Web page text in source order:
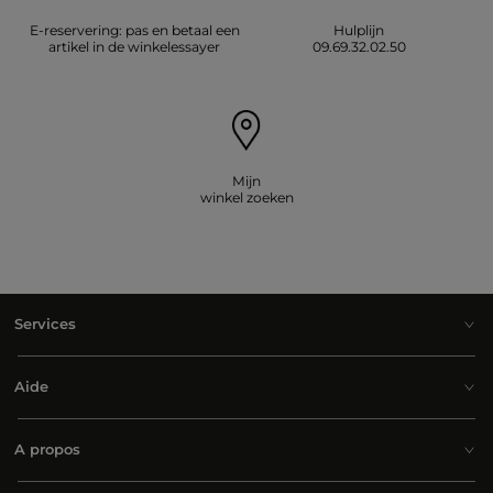
E-reservering: pas en betaal een
artikel in de winkelessayer
Hulplijn
09.69.32.02.50
Mijn
winkel zoeken
Services
Aide
A propos